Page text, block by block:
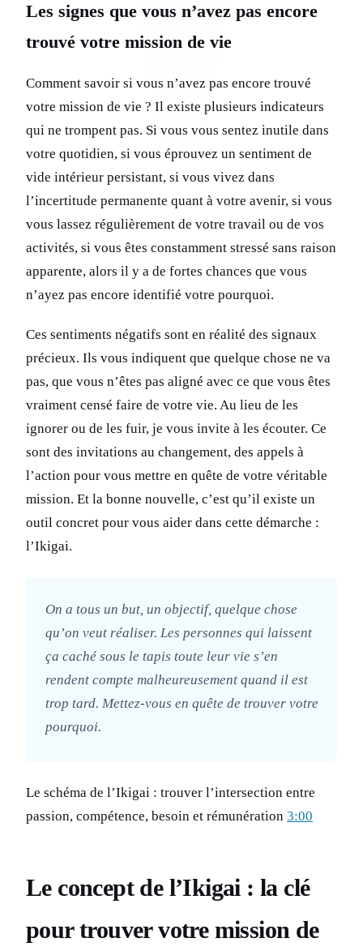
Les signes que vous n’avez pas encore
trouvé votre mission de vie
Comment savoir si vous n’avez pas encore trouvé
votre mission de vie ? Il existe plusieurs indicateurs
qui ne trompent pas. Si vous vous sentez inutile dans
votre quotidien, si vous éprouvez un sentiment de
vide intérieur persistant, si vous vivez dans
l’incertitude permanente quant à votre avenir, si vous
vous lassez régulièrement de votre travail ou de vos
activités, si vous êtes constamment stressé sans raison
apparente, alors il y a de fortes chances que vous
n’ayez pas encore identifié votre pourquoi.
Ces sentiments négatifs sont en réalité des signaux
précieux. Ils vous indiquent que quelque chose ne va
pas, que vous n’êtes pas aligné avec ce que vous êtes
vraiment censé faire de votre vie. Au lieu de les
ignorer ou de les fuir, je vous invite à les écouter. Ce
sont des invitations au changement, des appels à
l’action pour vous mettre en quête de votre véritable
mission. Et la bonne nouvelle, c’est qu’il existe un
outil concret pour vous aider dans cette démarche :
l’Ikigai.
On a tous un but, un objectif, quelque chose
qu’on veut réaliser. Les personnes qui laissent
ça caché sous le tapis toute leur vie s’en
rendent compte malheureusement quand il est
trop tard. Mettez-vous en quête de trouver votre
pourquoi.
Le schéma de l’Ikigai : trouver l’intersection entre
passion, compétence, besoin et rémunération 3:00
Le concept de l’Ikigai : la clé
pour trouver votre mission de